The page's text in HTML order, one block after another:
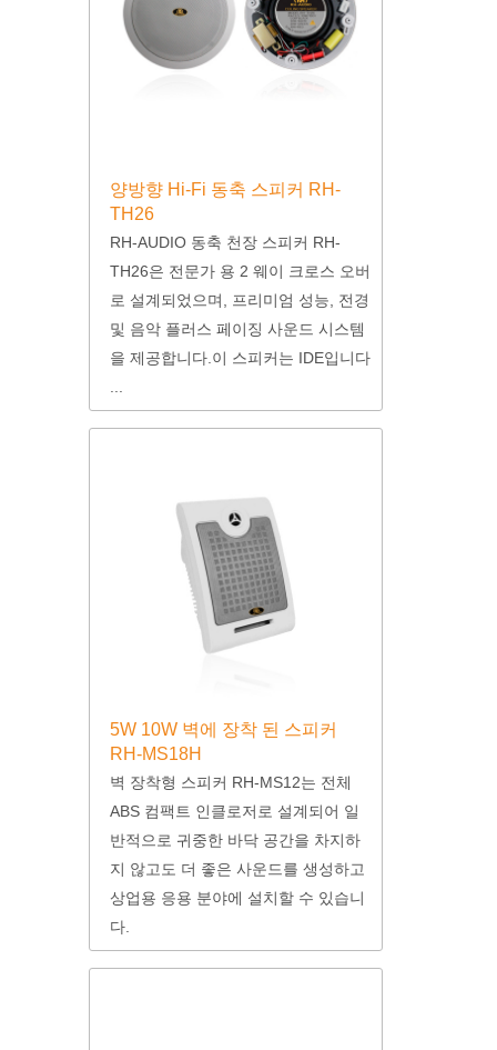
양방향 Hi-Fi 동축 스피커 RH-
TH26
RH-AUDIO 동축 천장 스피커 RH-
TH26은 전문가 용 2 웨이 크로스 오버
로 설계되었으며, 프리미엄 성능, 전경
및 음악 플러스 페이징 사운드 시스템
을 제공합니다.이 스피커는 IDE입니다
5W 10W 벽에 장착 된 스피커
RH-MS18H
벽 장착형 스피커 RH-MS12는 전체
ABS 컴팩트 인클로저로 설계되어 일
반적으로 귀중한 바닥 공간을 차지하
지 않고도 더 좋은 사운드를 생성하고
상업용 응용 분야에 설치할 수 있습니
다.